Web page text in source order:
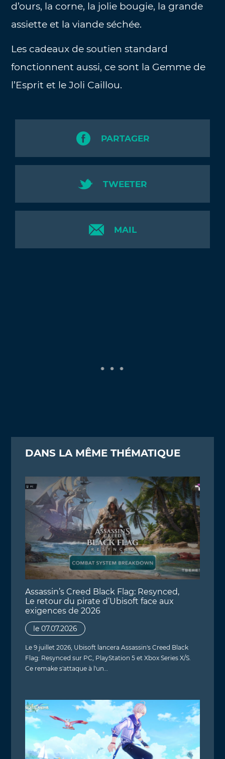
d’ours, la corne, la jolie bougie, la grande
assiette et la viande séchée.
Les cadeaux de soutien standard
fonctionnent aussi, ce sont la Gemme de
l’Esprit et le Joli Caillou.
PARTAGER
TWEETER
MAIL
DANS LA MÊME THÉMATIQUE
Assassin’s Creed Black Flag: Resynced,
Le retour du pirate d’Ubisoft face aux
exigences de 2026
le 07.07.2026
Le 9 juillet 2026, Ubisoft lancera Assassin's Creed Black
Flag: Resynced sur PC, PlayStation 5 et Xbox Series X/S.
Ce remake s'attaque à l'un…